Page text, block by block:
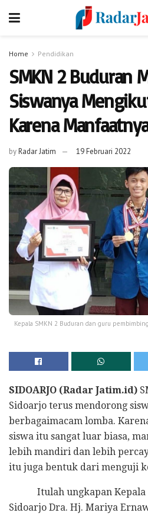
Home Pendidikan
SMKN 2 Buduran
Siswanya
Karena
byRadar Jatim 19 Februari 2022
Kepala SMKN 2 Buduran dan guru
SIDOARJO (Radar Jatim.id)
Sidoarjo terus mendorong
berbagaimacam lomba.
siswa itu sangat luar biasa,
lebih mandiri dan lebih
itu juga bentuk dari menguji
Itulah ungkapan Kepala
Sidoarjo Dra. Hj. Mariya